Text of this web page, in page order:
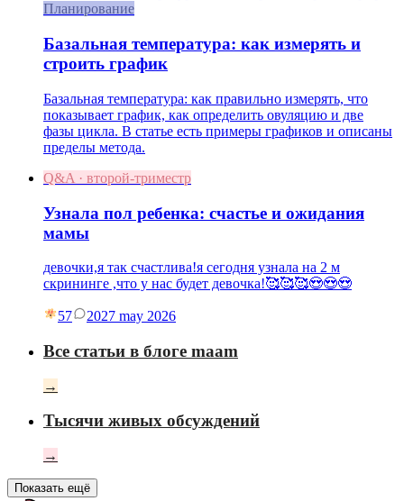
Планирование
Базальная температура: как измерять и
строить график
Базальная температура: как правильно измерять, что
показывает график, как определить овуляцию и две
фазы цикла. В статье есть примеры графиков и описаны
пределы метода.
Q&A · второй-триместр
Узнала пол ребенка: счастье и ожидания
мамы
девочки,я так счастлива!я сегодня узнала на 2 м
скрининге ,что у нас будет девочка!🥰🥰🥰😍😍😍
57 2027 may 2026
Все статьи в блоге maam
→
Тысячи живых обсуждений
→
Показать ещё